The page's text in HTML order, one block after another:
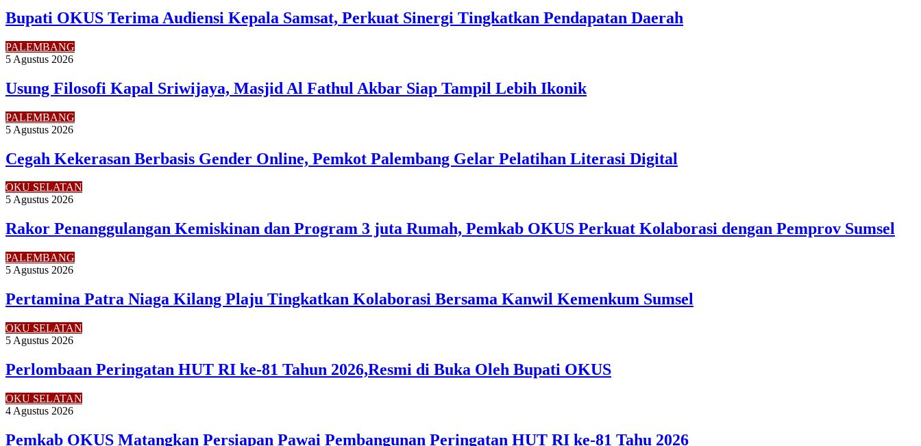
Bupati OKUS Terima Audiensi Kepala Samsat, Perkuat Sinergi Tingkatkan Pendapatan Daerah
PALEMBANG
5 Agustus 2026
Usung Filosofi Kapal Sriwijaya, Masjid Al Fathul Akbar Siap Tampil Lebih Ikonik
PALEMBANG
5 Agustus 2026
Cegah Kekerasan Berbasis Gender Online, Pemkot Palembang Gelar Pelatihan Literasi Digital
OKU SELATAN
5 Agustus 2026
Rakor Penanggulangan Kemiskinan dan Program 3 juta Rumah, Pemkab OKUS Perkuat Kolaborasi dengan Pemprov Sumsel
PALEMBANG
5 Agustus 2026
Pertamina Patra Niaga Kilang Plaju Tingkatkan Kolaborasi Bersama Kanwil Kemenkum Sumsel
OKU SELATAN
5 Agustus 2026
Perlombaan Peringatan HUT RI ke-81 Tahun 2026,Resmi di Buka Oleh Bupati OKUS
OKU SELATAN
4 Agustus 2026
Pemkab OKUS Matangkan Persiapan Pawai Pembangunan Peringatan HUT RI ke-81 Tahu 2026